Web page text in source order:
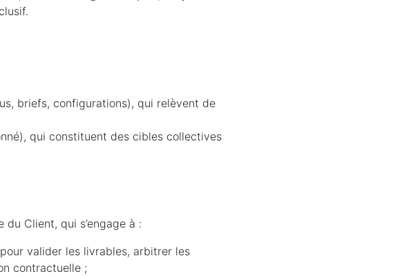
briefs, configurations), qui relèvent de
qui constituent des cibles collectives
Client, qui s’engage à :
valider les livrables, arbitrer les
contractuelle ;